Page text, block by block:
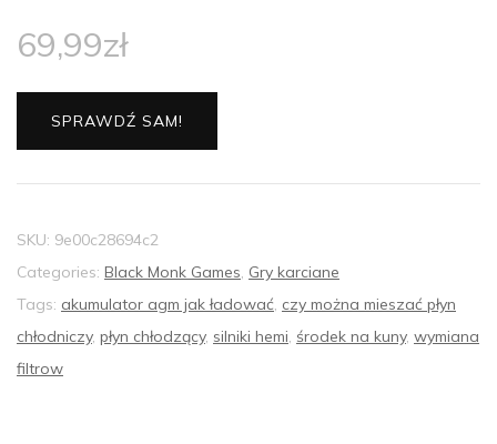
69,99zł
SPRAWDŹ SAM!
SKU: 9e00c28694c2
Categories: Black Monk Games, Gry karciane
Tags: akumulator agm jak ładować, czy można mieszać płyn
chłodniczy, płyn chłodzący, silniki hemi, środek na kuny, wymiana
filtrow